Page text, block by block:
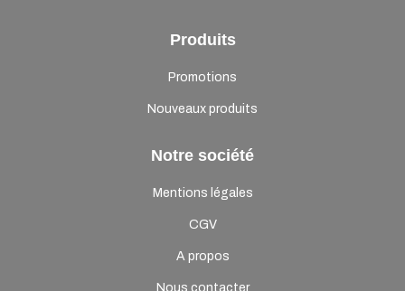
Produits
Promotions
Nouveaux produits
Notre société
Mentions légales
CGV
A propos
Nous contacter